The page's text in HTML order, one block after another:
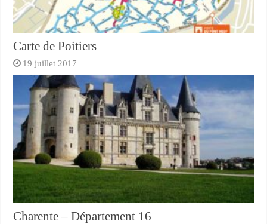
Carte de Poitiers
19 juillet 2017
Charente – Département 16